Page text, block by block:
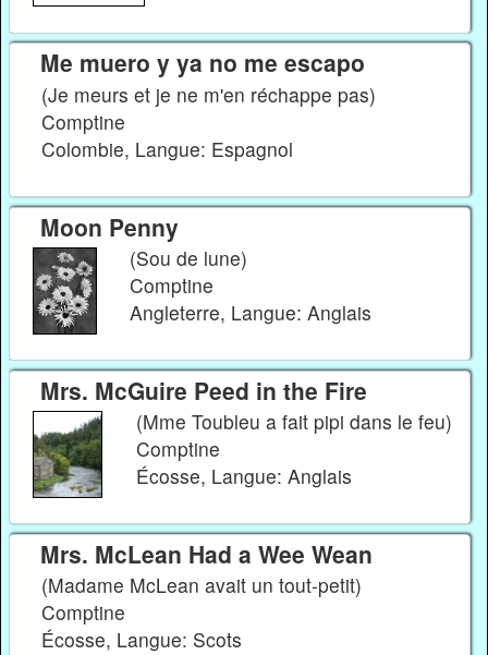
Me muero y ya no me escapo
(Je meurs et je ne m'en réchappe pas)
Comptine
Colombie, Langue: Espagnol
Moon Penny
(Sou de lune)
Comptine
Angleterre, Langue: Anglais
Mrs. McGuire Peed in the Fire
(Mme Toubleu a fait pipi dans le feu)
Comptine
Écosse, Langue: Anglais
Mrs. McLean Had a Wee Wean
(Madame McLean avait un tout-petit)
Comptine
Écosse, Langue: Scots